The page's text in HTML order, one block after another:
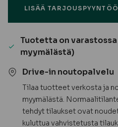
harmaa
tammi
(LV6300)
määrä
LISÄÄ
Tuotetta on
myymälästä)
Drive-in noutopalvelu
Tilaa tuotteet verkosta ja
myymälästä.
tehdyt tilaukset ovat
kuluttua vahvistetusta